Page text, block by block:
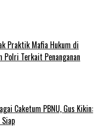
Praktik Mafia Hukum di
Terkait Penanganan
Caketum PBNU, Gus Kikin: